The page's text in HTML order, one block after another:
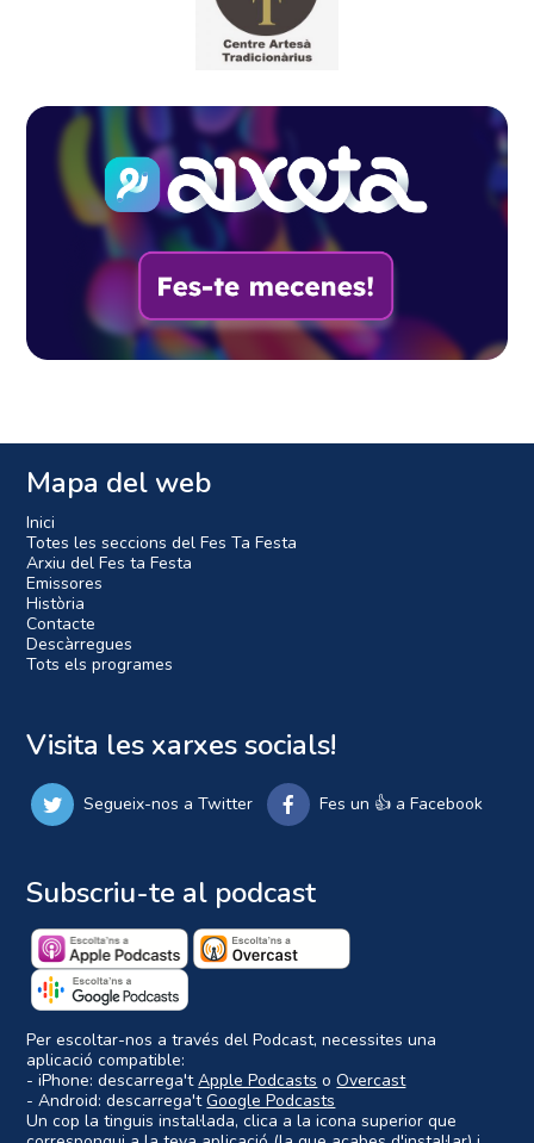
Mapa del web
Inici
Totes les seccions del Fes Ta Festa
Arxiu del Fes ta Festa
Emissores
Història
Contacte
Descàrregues
Tots els programes
Visita les xarxes socials!
Segueix-nos a Twitter Fes un 👍 a Facebook
Subscriu-te al podcast
Per escoltar-nos a través del Podcast, necessites una
aplicació compatible:
- iPhone: descarrega'tApple Podcasts oOvercast
- Android: descarrega'tGoogle Podcasts
Un cop la tinguis instal·lada, clica a la icona superior que